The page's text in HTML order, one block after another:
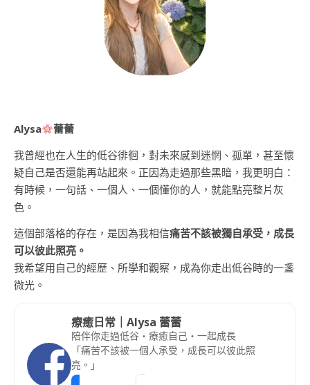
Alysa
蕾蕾
我曾經也在人生的低谷徘徊，對未來感到迷惘、孤單，甚至懷
疑自己是否還能再站起來。正因為走過那些黑暗，我更明白：
有時候，一句話、一個人、一個懂你的人，就能點亮整片灰
色。
這個部落格的存在，是因為我相信痛苦不該被獨自承受，成長
可以彼此照亮。
我希望用自己的經歷、所學和觀察，成為你走出低谷時的一盞
微光。
療癒日常｜Alysa 蕾蕾
陪伴你走過低谷・療癒自己・一起成長
「痛苦不該被一個人承受，成長可以彼此照
亮。」